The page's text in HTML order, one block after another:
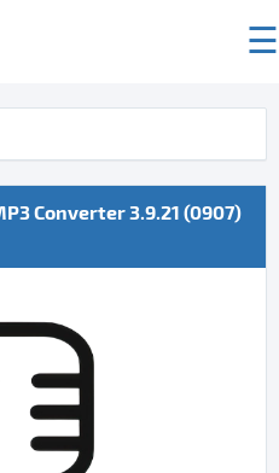
☰
Converter 3.9.21 (0907)